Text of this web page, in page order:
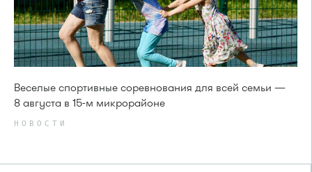
Веселые спортивные соревнования для всей семьи —
8 августа в 15-м микрорайоне
НОВОСТИ